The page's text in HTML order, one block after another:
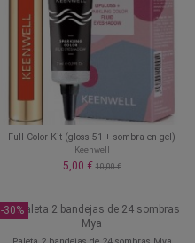
Full Color Kit (gloss 51 + sombra en gel)
Keenwell
5,00 €10,00 €
-30%